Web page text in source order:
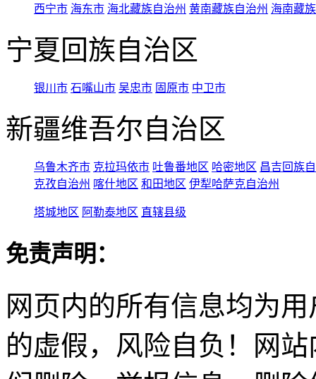
西宁市 海东市 海北藏族自治州 黄南藏族自治州 海南藏
宁夏回族自治区
银川市 石嘴山市 吴忠市 固原市 中卫市
新疆维吾尔自治区
乌鲁木齐市 克拉玛依市 吐鲁番地区 哈密地区 昌吉回族
克孜自治州 喀什地区 和田地区 伊犁哈萨克自治州
塔城地区 阿勒泰地区 直辖县级
免责声明：
网页内的所有信息均为
的虚假，风险自负！网